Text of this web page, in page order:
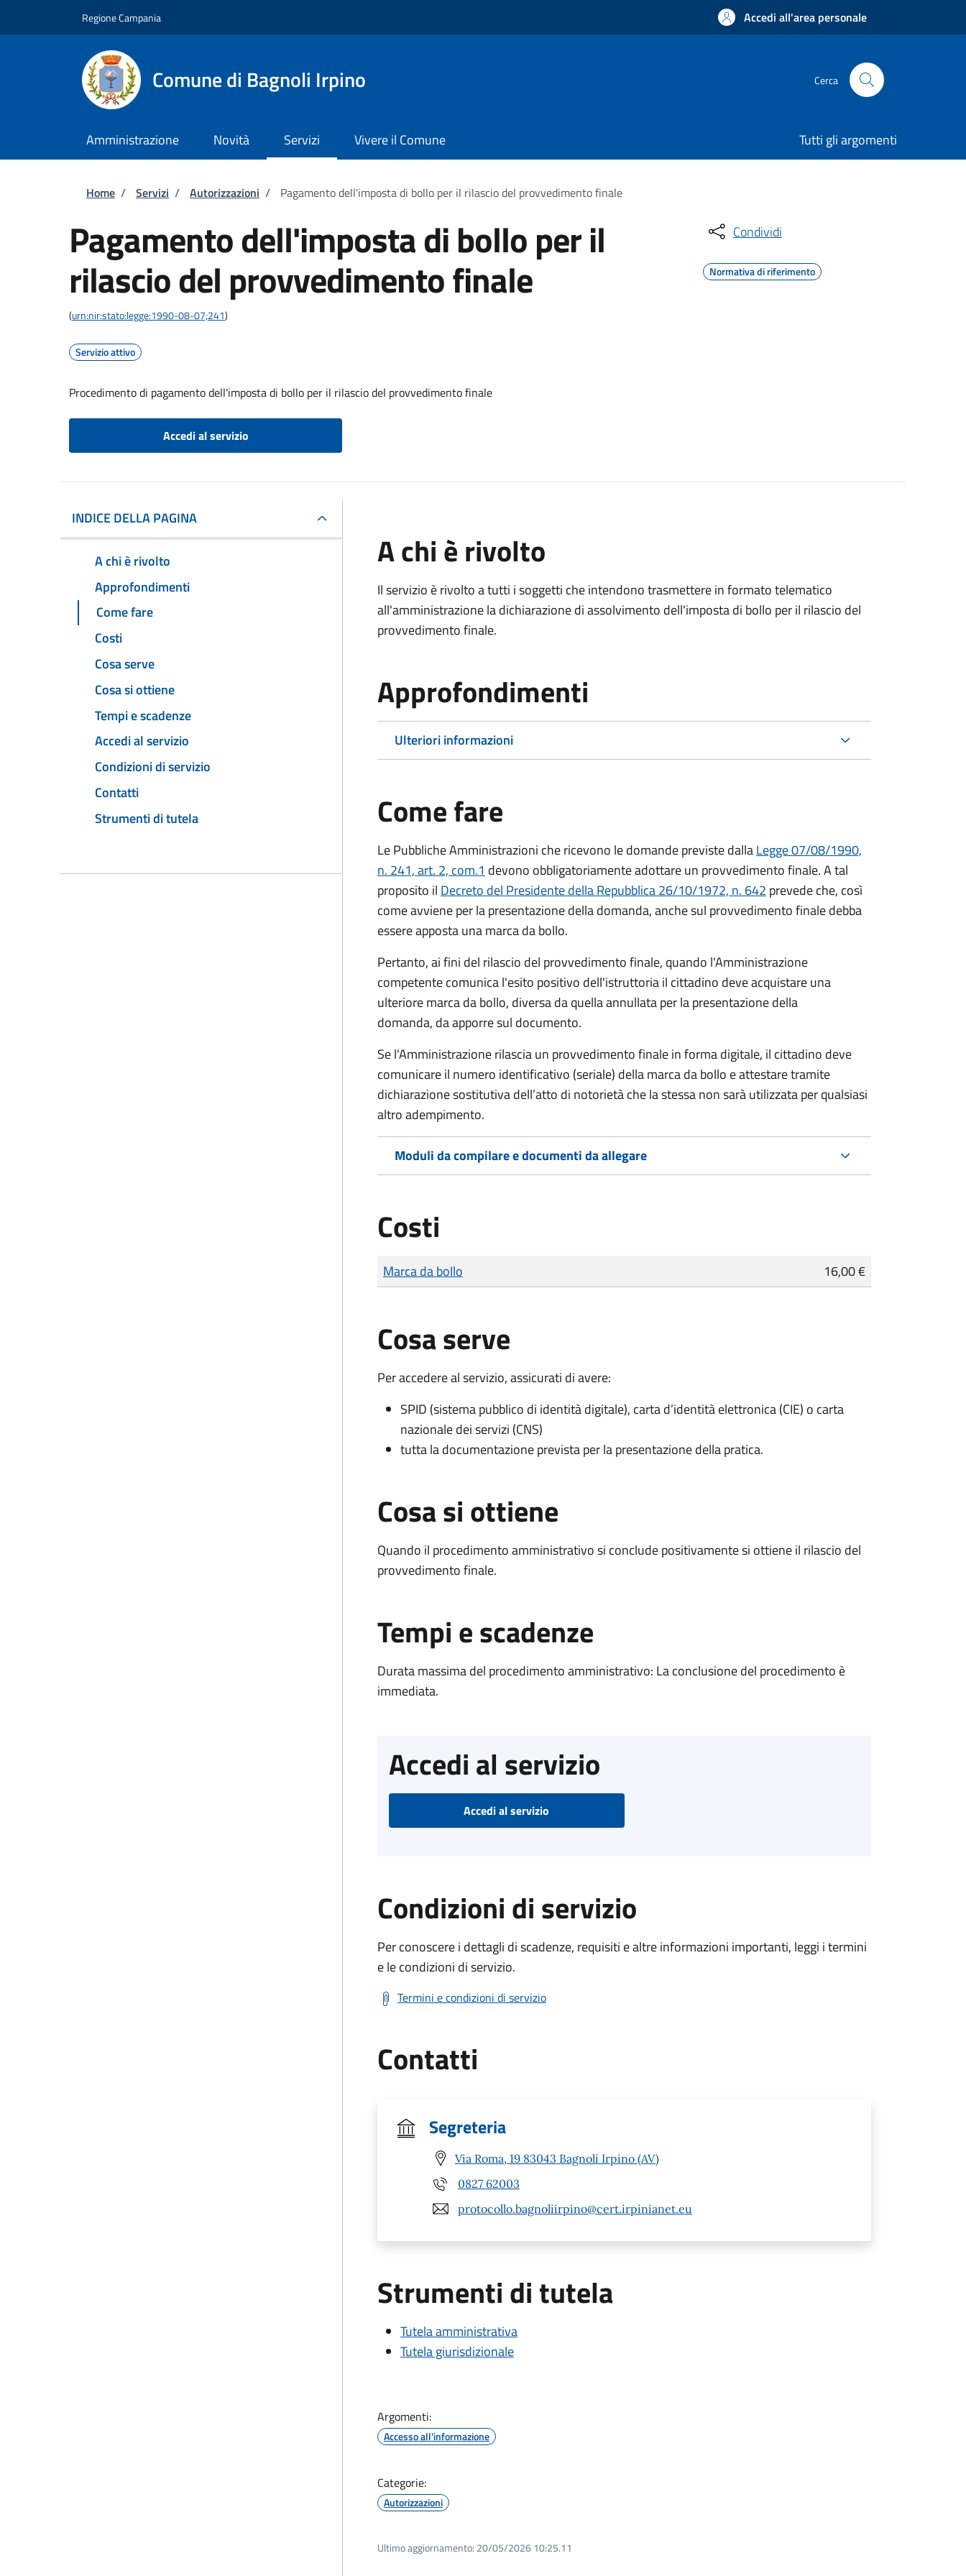
Regione Campania Accedi all'area personale
Comune di Bagnoli Irpino Cerca
Amministrazione Novità Servizi Vivere il Comune Tutti gli argomenti
Briciole di pane
Home / Servizi / Autorizzazioni / Pagamento dell'imposta di bollo per il rilascio del provvedimento finale
Pagamento dell'imposta di bollo per il
rilascio del provvedimento finale
(urn:nir:stato:legge:1990-08-07;241)
Servizio attivo
Procedimento di pagamento dell'imposta di bollo per il rilascio del provvedimento finale
Accedi al servizio
Condividi
Normativa di riferimento
INDICE DELLA PAGINA
A chi è rivolto
Approfondimenti
Come fare
Costi
Cosa serve
Cosa si ottiene
Tempi e scadenze
Accedi al servizio
Condizioni di servizio
Contatti
Strumenti di tutela
A chi è rivolto
Il servizio è rivolto a tutti i soggetti che intendono trasmettere in formato telematico
all'amministrazione la dichiarazione di assolvimento dell'imposta di bollo per il rilascio del
provvedimento finale.
Approfondimenti
Ulteriori informazioni
Come fare
Le Pubbliche Amministrazioni che ricevono le domande previste dallaLegge 07/08/1990,
n. 241, art. 2, com.1 devono obbligatoriamente adottare un provvedimento finale. A tal
proposito il Decreto del Presidente della Repubblica 26/10/1972, n. 642 prevede che, così
come avviene per la presentazione della domanda, anche sul provvedimento finale debba
essere apposta una marca da bollo.
Pertanto, ai fini del rilascio del provvedimento finale, quando l'Amministrazione
competente comunica l'esito positivo dell'istruttoria il cittadino deve acquistare una
ulteriore marca da bollo, diversa da quella annullata per la presentazione della
domanda, da apporre sul documento.
Se l'Amministrazione rilascia un provvedimento finale in forma digitale, il cittadino deve
comunicare il numero identificativo (seriale) della marca da bollo e attestare tramite
dichiarazione sostitutiva dell’atto di notorietà che la stessa non sarà utilizzata per qualsiasi
altro adempimento.
Moduli da compilare e documenti da allegare
Costi
Tipo di pagamento
Importo
Marca da bollo 16,00 €
Cosa serve
Per accedere al servizio, assicurati di avere:
SPID (sistema pubblico di identità digitale), carta d’identità elettronica (CIE) o carta
nazionale dei servizi (CNS)
tutta la documentazione prevista per la presentazione della pratica.
Cosa si ottiene
Quando il procedimento amministrativo si conclude positivamente si ottiene il rilascio del
provvedimento finale.
Tempi e scadenze
Durata massima del procedimento amministrativo: La conclusione del procedimento è
immediata.
Accedi al servizio
Accedi al servizio
Condizioni di servizio
Per conoscere i dettagli di scadenze, requisiti e altre informazioni importanti, leggi i termini
e le condizioni di servizio.
Termini e condizioni di servizio
Contatti
Segreteria
Via Roma, 19 83043 Bagnoli Irpino (AV)
0827 62003
protocollo.bagnoliirpino@cert.irpinianet.eu
Strumenti di tutela
Tutela amministrativa
Tutela giurisdizionale
Argomenti:
Accesso all'informazione
Categorie:
Autorizzazioni
Ultimo aggiornamento: 20/05/2026 10:25.11